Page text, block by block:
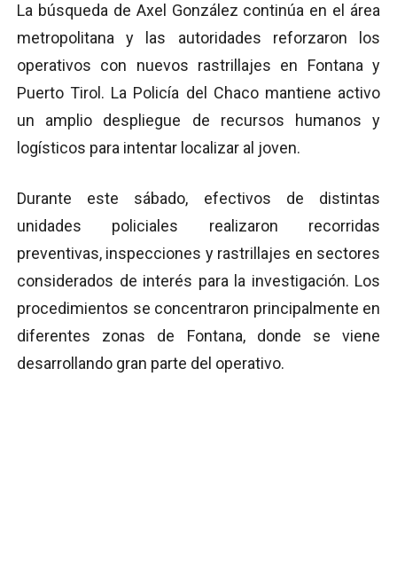
La búsqueda de Axel González continúa en el área
metropolitana y las autoridades reforzaron los
operativos con nuevos rastrillajes en Fontana y
Puerto Tirol. La Policía del Chaco mantiene activo
un amplio despliegue de recursos humanos y
logísticos para intentar localizar al joven.
Durante este sábado, efectivos de distintas
unidades policiales realizaron recorridas
preventivas, inspecciones y rastrillajes en sectores
considerados de interés para la investigación. Los
procedimientos se concentraron principalmente en
diferentes zonas de Fontana, donde se viene
desarrollando gran parte del operativo.